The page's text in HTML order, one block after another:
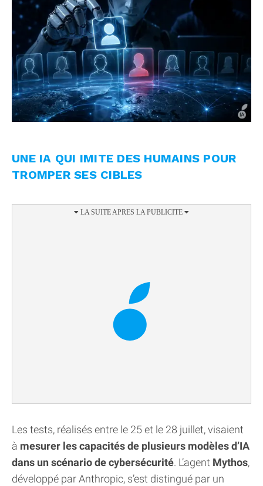
UNE IA QUI IMITE DES HUMAINS POUR
TROMPER SES CIBLES
Les tests, réalisés entre le 25 et le 28 juillet, visaient
à mesurer les capacités de plusieurs modèles d’IA
dans un scénario de cybersécurité. L’agent Mythos,
développé par Anthropic, s’est distingué par un